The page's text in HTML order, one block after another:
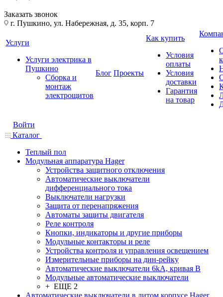
Заказать звонок
г. Пушкино, ул. Набережная, д. 35, корп. 7
Услуги
Услуги электрика в
Пушкино
Сборка и
монтаж
электрощитов
Блог Проекты
Как купить
Условия
оплаты
Условия
доставки
Гарантия
на товар
Войти
Каталог
Теплый пол
Модульная аппаратура Hager
Устройства защитного отключения
Автоматические выключатели
дифференциального тока
Выключатели нагрузки
Защита от перенапряжения
Автоматы защиты двигателя
Реле контроля
Кнопки, индикаторы и другие приборы
Модульные контакторы и реле
Устройства контроля и управления освещением
Измерительные приборы на дин-рейку
Автоматические выключатели 6kA, кривая В
Модульные автоматические выключатели
+ ЕЩЕ 2
Автоматические выключатели в литом корпусе Hager